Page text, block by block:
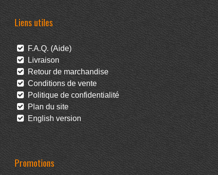
Liens utiles
F.A.Q. (Aide)
Livraison
Retour de marchandise
Conditions de vente
Politique de confidentialité
Plan du site
English version
Promotions